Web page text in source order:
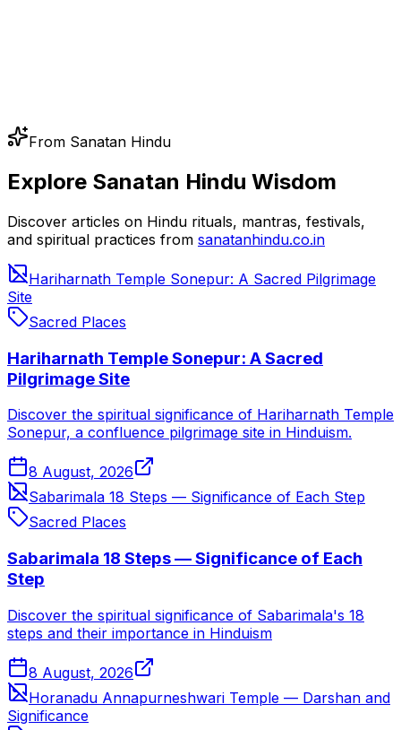
From Sanatan Hindu
Explore Sanatan Hindu Wisdom
Discover articles on Hindu rituals, mantras, festivals,
and spiritual practices from sanatanhindu.co.in
Hariharnath Temple Sonepur: A Sacred Pilgrimage
Site
Sacred Places
Hariharnath Temple Sonepur: A Sacred
Pilgrimage Site
Discover the spiritual significance of Hariharnath Temple
Sonepur, a confluence pilgrimage site in Hinduism.
8 August, 2026
Sabarimala 18 Steps — Significance of Each Step
Sacred Places
Sabarimala 18 Steps — Significance of Each
Step
Discover the spiritual significance of Sabarimala's 18
steps and their importance in Hinduism
8 August, 2026
Horanadu Annapurneshwari Temple — Darshan and
Significance